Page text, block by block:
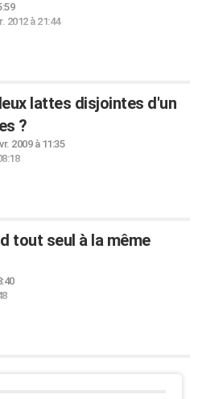
2012 à 21:44
lattes disjointes d'un
?
2009 à 11:35
tout seul à la même